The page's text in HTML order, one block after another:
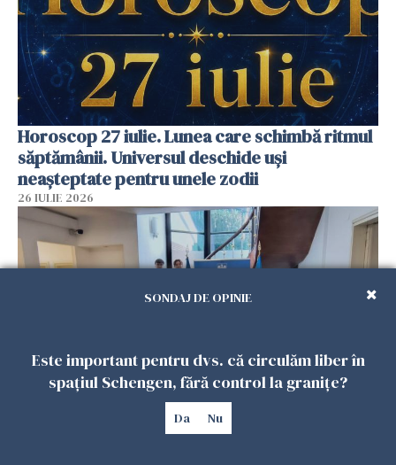
Horoscop 27 iulie. Lunea care schimbă ritmul
săptămânii. Universul deschide uși
neașteptate pentru unele zodii
26 IULIE 2026
Accidente, spitalizare sau alte urgențe?
Consulatul României la Roma promite
SONDAJ DE OPINIE
Este important pentru dvs. că circulăm liber în
spațiul Schengen, fără control la granițe?
Da Nu